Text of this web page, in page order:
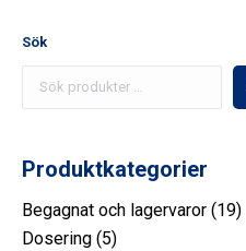
Sök
Produktkategorier
Begagnat och lagervaror 1919
Dosering 55